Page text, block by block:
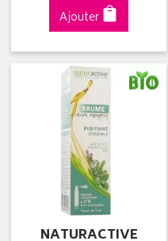
Ajouter
NATURACTIVE